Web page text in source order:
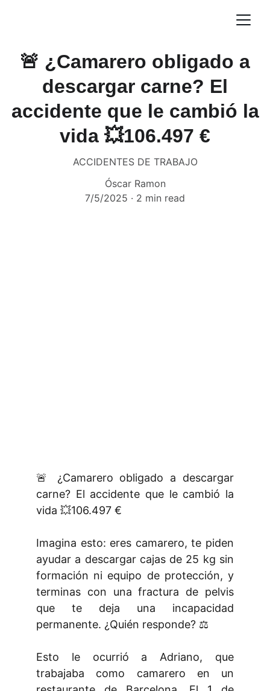
🚨 ¿Camarero obligado a
descargar carne? El
accidente que le cambió la
vida 💥106.497 €
ACCIDENTES DE TRABAJO
Óscar Ramon
7/5/2025
2 min read
🚨 ¿Camarero obligado a descargar
carne? El accidente que le cambió la
vida 💥106.497 €
Imagina esto: eres camarero, te piden
ayudar a descargar cajas de 25 kg sin
formación ni equipo de protección, y
terminas con una fractura de pelvis
que te deja una incapacidad
permanente. ¿Quién responde? ⚖️
Esto le ocurrió a Adriano, que
trabajaba como camarero en un